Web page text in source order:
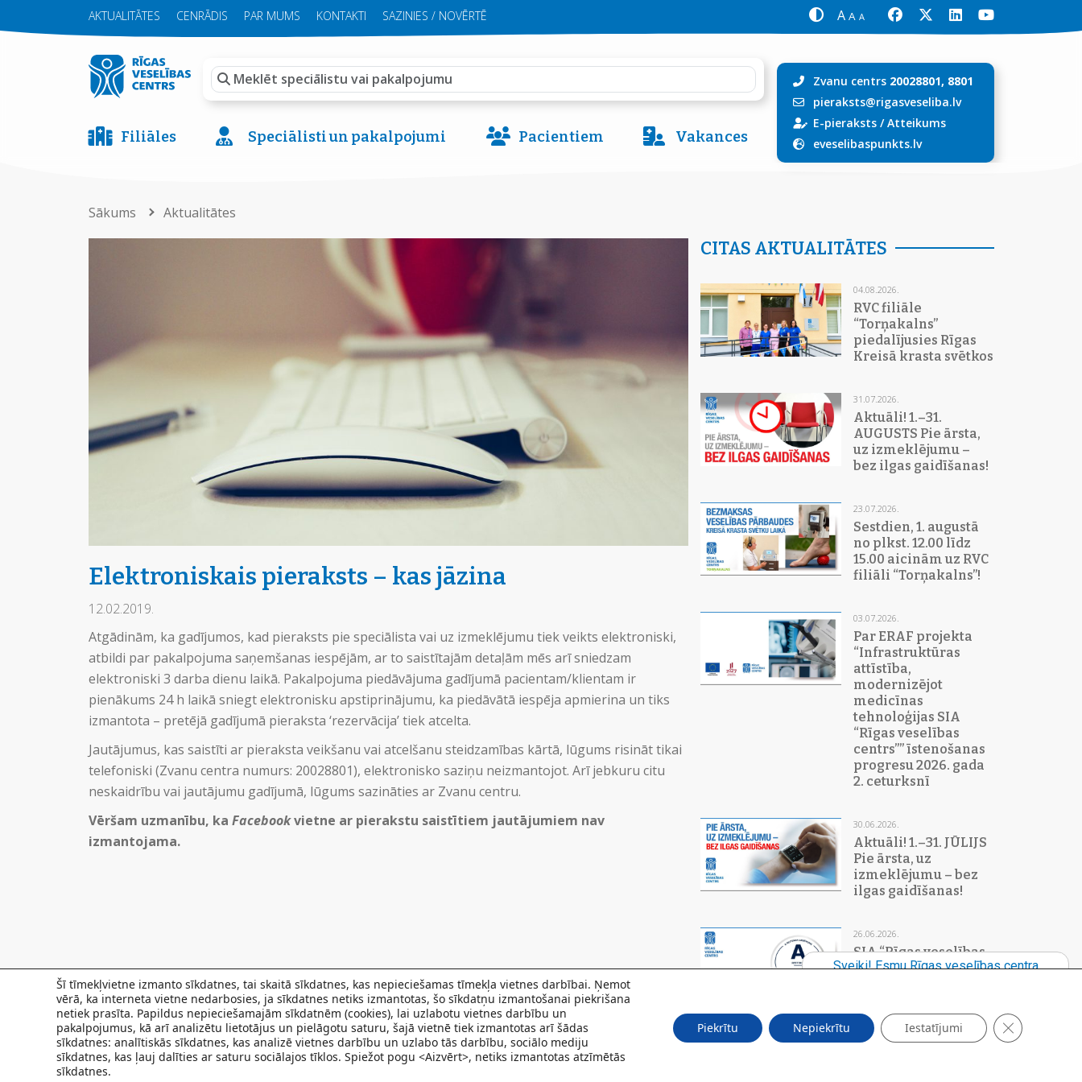
AKTUALITĀTES CENRĀDIS PAR MUMS KONTAKTI SAZINIES / NOVĒRTĒ A A A
Filiāles Speciālisti un pakalpojumi Pacientiem Vakances
Zvanu centrs 20028801, 8801
pieraksts@rigasveseliba.lv
E-pieraksts/Atteikums
eveselibaspunkts.lv
Sākums Aktualitātes
Elektroniskais pieraksts – kas jāzina
12.02.2019.
Atgādinām, ka gadījumos, kad pieraksts pie speciālista vai uz izmeklējumu tiek veikts elektroniski,
atbildi par pakalpojuma saņemšanas iespējām, ar to saistītajām detaļām mēs arī sniedzam
elektroniski 3 darba dienu laikā. Pakalpojuma piedāvājuma gadījumā pacientam/klientam ir
pienākums 24 h laikā sniegt elektronisku apstiprinājumu, ka piedāvātā iespēja apmierina un tiks
izmantota – pretējā gadījumā pieraksta ‘rezervācija’ tiek atcelta.
Jautājumus, kas saistīti ar pieraksta veikšanu vai atcelšanu steidzamības kārtā, lūgums risināt tikai
telefoniski (Zvanu centra numurs: 20028801), elektronisko saziņu neizmantojot. Arī jebkuru citu
neskaidrību vai jautājumu gadījumā, lūgums sazināties ar Zvanu centru.
Vēršam uzmanību, ka Facebookvietne ar pierakstu saistītiem jautājumiem nav
izmantojama.
CITAS AKTUALITĀTES
04.08.2026.
RVC filiāle
“Torņakalns”
piedalījusies Rīgas
Kreisā krasta svētkos
31.07.2026.
Aktuāli! 1.–31.
AUGUSTS Pie ārsta,
uz izmeklējumu –
bez ilgas gaidīšanas!
23.07.2026.
Sestdien, 1. augustā
no plkst. 12.00 līdz
15.00 aicinām uz RVC
filiāli “Torņakalns”!
03.07.2026.
Par ERAF projekta
“Infrastruktūras
attīstība,
modernizējot
medicīnas
tehnoloģijas SIA
“Rīgas veselības
centrs”” īstenošanas
progresu 2026. gada
2. ceturksnī
30.06.2026.
Aktuāli! 1.–31. JŪLIJS
Pie ārsta, uz
izmeklējumu – bez
ilgas gaidīšanas!
26.06.2026.
SIA “Rīgas veselības
centrs” saņēmis
augstāko – A reitingu
Šī tīmekļvietne izmanto sīkdatnes, tai skaitā sīkdatnes, kas nepieciešamas tīmekļa vietnes darbībai. Ņemot
vērā, ka interneta vietne nedarbosies, ja sīkdatnes netiks izmantotas, šo sīkdatņu izmantošanai piekrišana
netiek prasīta. Papildus nepieciešamajām sīkdatnēm (cookies), lai uzlabotu vietnes darbību un
pakalpojumus, kā arī analizētu lietotājus un pielāgotu saturu, šajā vietnē tiek izmantotas arī šādas
sīkdatnes: analītiskās sīkdatnes, kas analizē vietnes darbību un uzlabo tās darbību, sociālo mediju
sīkdatnes, kas ļauj dalīties ar saturu sociālajos tīklos. Spiežot pogu <Aizvērt>, netiks izmantotas atzīmētās
sīkdatnes.
Piekrītu Nepiekrītu Iestatījumi Close GDPR